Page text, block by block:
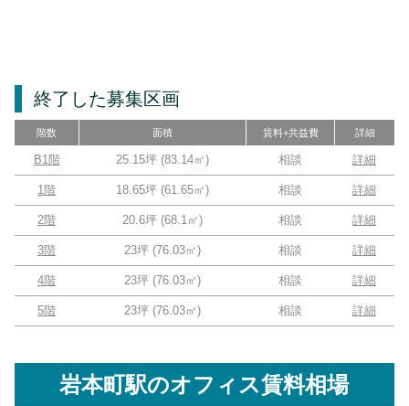
終了した募集区画
階数 面積 賃料+共益費 詳細
B1階 25.15坪 (83.14㎡) 相談 詳細
1階 18.65坪 (61.65㎡) 相談 詳細
2階 20.6坪 (68.1㎡) 相談 詳細
3階 23坪 (76.03㎡) 相談 詳細
4階 23坪 (76.03㎡) 相談 詳細
5階 23坪 (76.03㎡) 相談 詳細
岩本町駅のオフィス賃料相場